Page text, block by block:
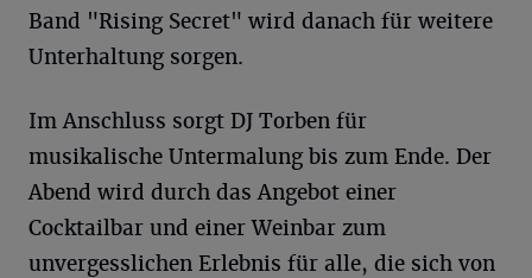
Band "Rising Secret" wird danach für weitere
Unterhaltung sorgen.
Im Anschluss sorgt DJ Torben für
musikalische Untermalung bis zum Ende. Der
Abend wird durch das Angebot einer
Cocktailbar und einer Weinbar zum
unvergesslichen Erlebnis für alle, die sich von